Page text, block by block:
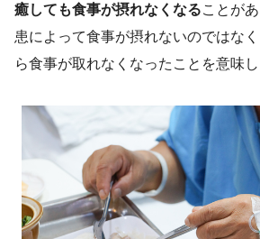
癒しても食事が摂れなくなることが
患によって食事が摂れないのではな
ら食事が取れなくなったことを意味し